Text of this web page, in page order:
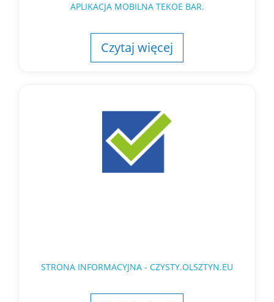
APLIKACJA MOBILNA TEKOE BAR.
Czytaj więcej
STRONA INFORMACYJNA - CZYSTY.OLSZTYN.EU